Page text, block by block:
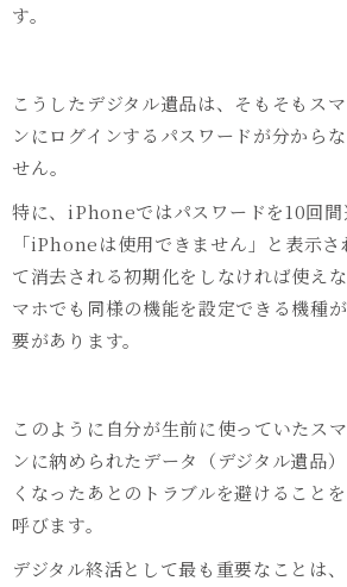
す。
こうしたデジタル遺品は、そもそもス
ンにログインするパスワードが分から
せん。
特に、 iPhoneではパスワードを10回
「iPhoneは使用できません」と表示
て消去される初期化をしなければ使え
マホでも同様の機能を設定できる機種
要があります。
このように自分が生前に使っていたス
ンに納められたデータ（デジタル遺品
くなったあとのトラブルを避けることを
呼びます。
デジタル終活として最も重要なことは